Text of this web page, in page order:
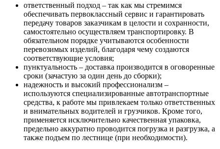
ответственный подход – так как мы стремимся
обеспечивать первоклассный сервис и гарантировать
передачу товаров заказчикам в целости и сохранности,
самостоятельно осуществляем транспортировку. В
обязательном порядке учитываются особенности
перевозимых изделий, благодаря чему создаются
соответствующие условия;
пунктуальность – доставка производится в оговоренные
сроки (зачастую за один день до сборки);
надежность и высокий профессионализм –
используются специализированные автотранспортные
средства, к работе мы привлекаем только ответственных
и внимательных водителей и грузчиков. Кроме того,
применяется исключительно качественная упаковка,
предельно аккуратно проводится погрузка и разгрузка, а
также подъем по лестнице (при необходимости).